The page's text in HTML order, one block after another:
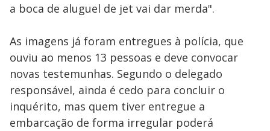
a boca de aluguel de jet vai dar merda".
As imagens já foram entregues à polícia, que
ouviu ao menos 13 pessoas e deve convocar
novas testemunhas. Segundo o delegado
responsável, ainda é cedo para concluir o
inquérito, mas quem tiver entregue a
embarcação de forma irregular poderá